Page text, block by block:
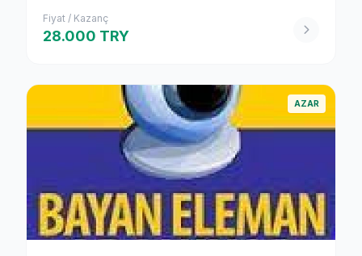
Fiyat / Kazanç
28.000 TRY
AZAR